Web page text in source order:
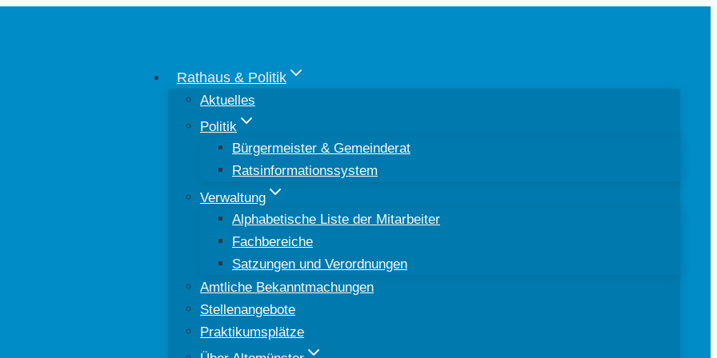
Rathaus & Politik
Aktuelles
Politik
Bürgermeister & Gemeinderat
Ratsinformationssystem
Verwaltung
Alphabetische Liste der Mitarbeiter
Fachbereiche
Satzungen und Verordnungen
Amtliche Bekanntmachungen
Stellenangebote
Praktikumsplätze